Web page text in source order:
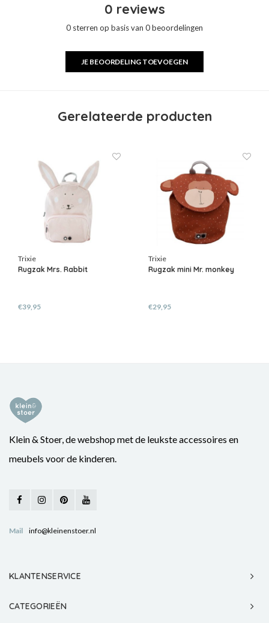
0 reviews
0 sterren op basis van 0 beoordelingen
JE BEOORDELING TOEVOEGEN
Gerelateerde producten
Trixie
Rugzak Mrs. Rabbit
€39,95
Trixie
Rugzak mini Mr. monkey
€29,95
Klein & Stoer, de webshop met de leukste accessoires en
meubels voor de kinderen.
Mail info@kleinenstoer.nl
KLANTENSERVICE
CATEGORIEËN